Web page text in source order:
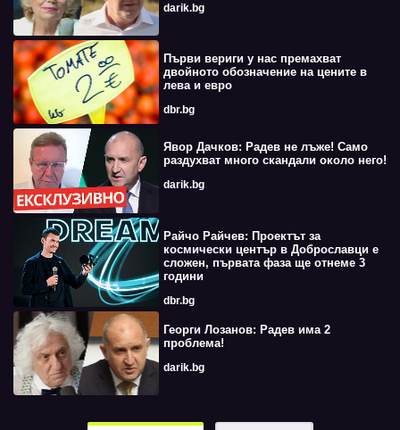
darik.bg
Първи вериги у нас премахват
двойното обозначение на цените в
лева и евро
dbr.bg
Явор Дачков: Радев не лъже! Само
раздухват много скандали около него!
darik.bg
Райчо Райчев: Проектът за
космически център в Доброславци е
сложен, първата фаза ще отнеме 3
години
dbr.bg
Георги Лозанов: Радев има 2
проблема!
darik.bg